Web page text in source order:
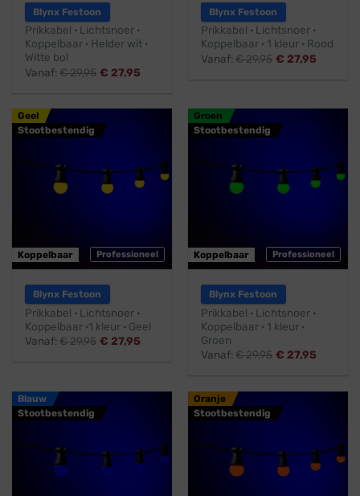
Blynx Festoon
Prikkabel · Lichtsnoer ·
Koppelbaar · Helder wit ·
Witte bol
Vanaf:€29,95 € 27,95
Blynx Festoon
Prikkabel · Lichtsnoer ·
Koppelbaar · 1 kleur · Rood
Vanaf:€29,95 € 27,95
Geel
Stootbestendig
Professioneel
Koppelbaar
Blynx Festoon
Prikkabel · Lichtsnoer ·
Koppelbaar ·1 kleur · Geel
Vanaf:€29,95 € 27,95
Groen
Stootbestendig
Professioneel
Koppelbaar
Blynx Festoon
Prikkabel · Lichtsnoer ·
Koppelbaar · 1 kleur ·
Groen
Vanaf:€29,95 € 27,95
Blauw
Stootbestendig
Oranje
Stootbestendig